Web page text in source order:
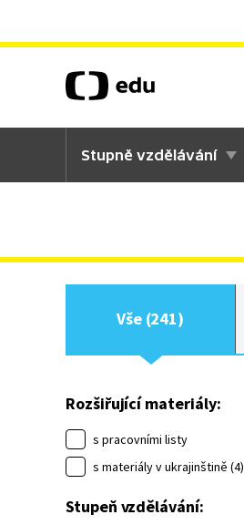
Stupně vzdělávání
Vše (241)
Rozšiřující materiály:
s pracovními listy
s materiály v ukrajinštině (4)
Stupeň vzdělávání: